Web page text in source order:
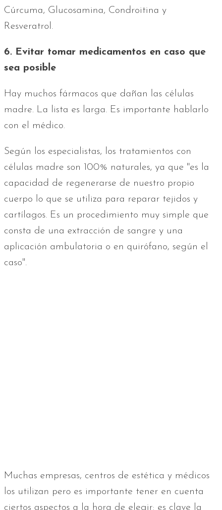
Cúrcuma, Glucosamina, Condroitina y
Resveratrol.
6. Evitar tomar medicamentos en caso que
sea posible
Hay muchos fármacos que dañan las células
madre. La lista es larga. Es importante hablarlo
con el médico.
Según los especialistas, los tratamientos con
células madre son 100% naturales, ya que "es la
capacidad de regenerarse de nuestro propio
cuerpo lo que se utiliza para reparar tejidos y
cartílagos. Es un procedimiento muy simple que
consta de una extracción de sangre y una
aplicación ambulatoria o en quirófano, según el
caso".
Muchas empresas, centros de estética y médicos
los utilizan pero es importante tener en cuenta
ciertos aspectos a la hora de elegir: es clave la